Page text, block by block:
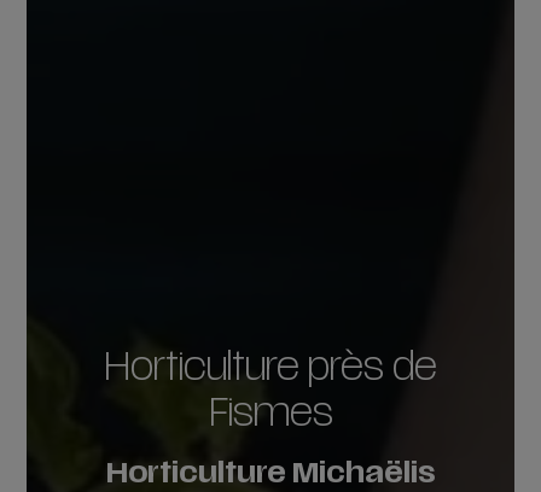
Horticulture près de
Fismes
Horticulture Michaëlis